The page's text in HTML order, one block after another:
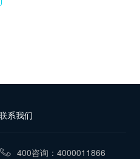
系我们
400咨询：4000011866